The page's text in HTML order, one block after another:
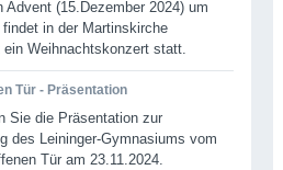
Advent (15.Dezember 2024) um
findet in der Martinskirche
ein Weihnachtskonzert statt.
Tür - Präsentation
Sie die Präsentation zur
des Leininger-Gymnasiums vom
Tür am 23.11.2024.